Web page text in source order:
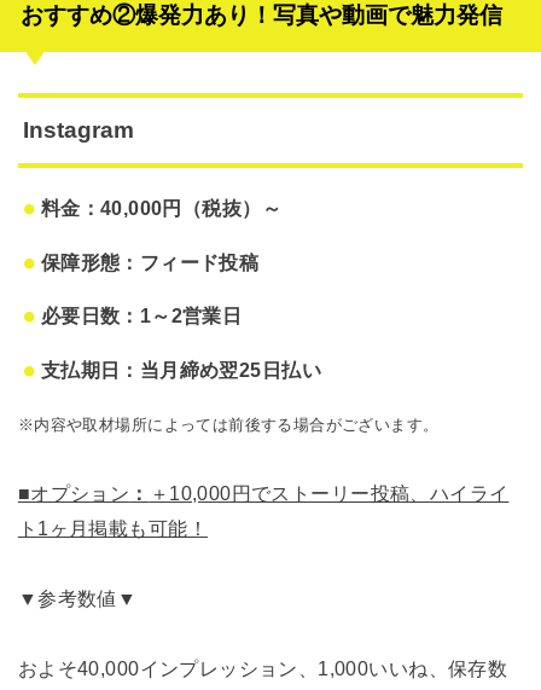
おすすめ②爆発力あり！写真や動画で魅力発信
Instagram
料金：40,000円（税抜）～
保障形態：フィード投稿
必要日数：1～2営業日
支払期日：当月締め翌25日払い
※内容や取材場所によっては前後する場合がございます。
■オプション ：
＋10,000円でストーリー投稿、ハイライ
ト1ヶ月掲載も可能！
▼参考数値▼
およそ40,000インプレッション、1,000いいね、保存数